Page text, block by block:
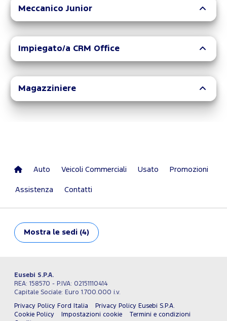
Meccanico Junior
Impiegato/a CRM Office
Magazziniere
Auto Veicoli Commerciali Usato Promozioni
Assistenza Contatti
Mostra le sedi (4)
Eusebi S.P.A.
REA: 158570 - P.IVA: 02151110414
Capitale Sociale: Euro 1.700.000 i.v.
Privacy Policy Ford Italia
Privacy Policy Eusebi S.P.A.
Cookie Policy
Impostazioni cookie
Termini e condizioni